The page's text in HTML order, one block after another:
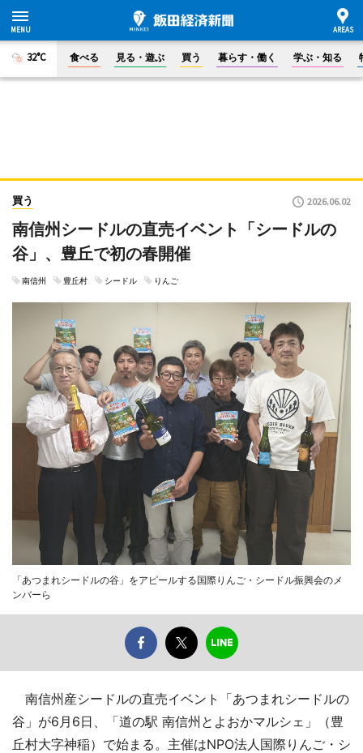
32°C 食べる 見る・遊ぶ 買う 暮らす・働く 学ぶ・知る
買う 2026.06.02
南信州シードルの直売イベント「シードルの
谷」、豊丘で初の春開催
南信州 豊丘村 シードル りんご
「あつまれシードルの谷」をアピールする国際りんご・シードル振興会のメ
ンバーら
南信州産シードルの直売イベント「あつまれシードルの
谷」が6月6日、「道の駅 南信州とよおかマルシェ」（豊
丘村大字神稲）で始まる。主催はNPO法人国際りんご・シ